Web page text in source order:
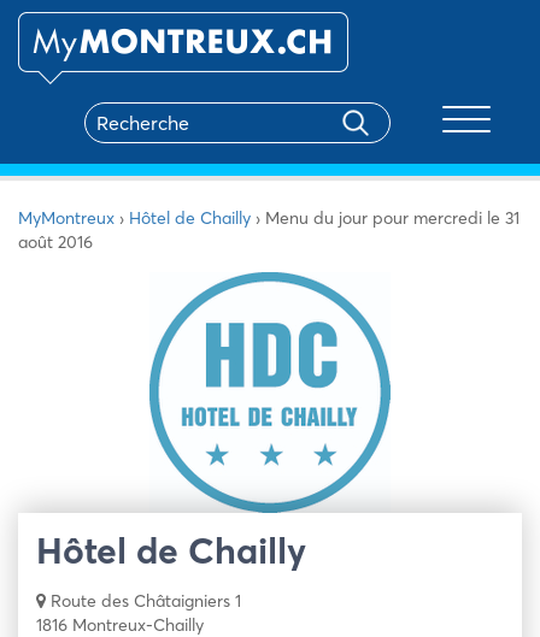
MyMontreux › Hôtel de Chailly › Menu du jour pour mercredi le 31
août 2016
Hôtel de Chailly
Route des Châtaigniers 1
1816 Montreux-Chailly